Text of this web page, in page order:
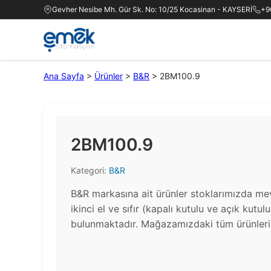
Gevher Nesibe Mh. Gür Sk. No: 10/25 Kocasinan - KAYSERİ
Ana Sayfa > Ürünler > B&R > 2BM100.9
2BM100.9
Kategori: B&R
B&R markasına ait ürünler stoklarımızda
ikinci el ve sıfır (kapalı kutulu ve açık
bulunmaktadır.​ Mağazamızdaki tüm